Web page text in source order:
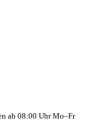
ab 08:00 UhrMo–Fr